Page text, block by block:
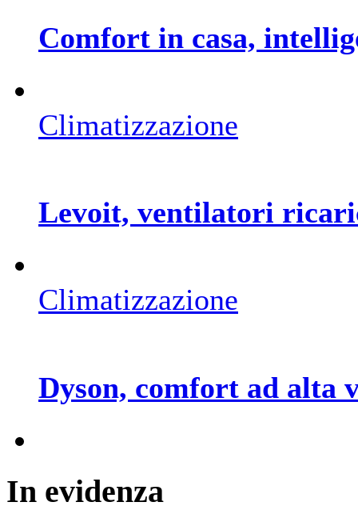
Comfort in casa,
Climatizzazione
Levoit, ventilatori
Climatizzazione
Dyson, comfort ad alta
In evidenza